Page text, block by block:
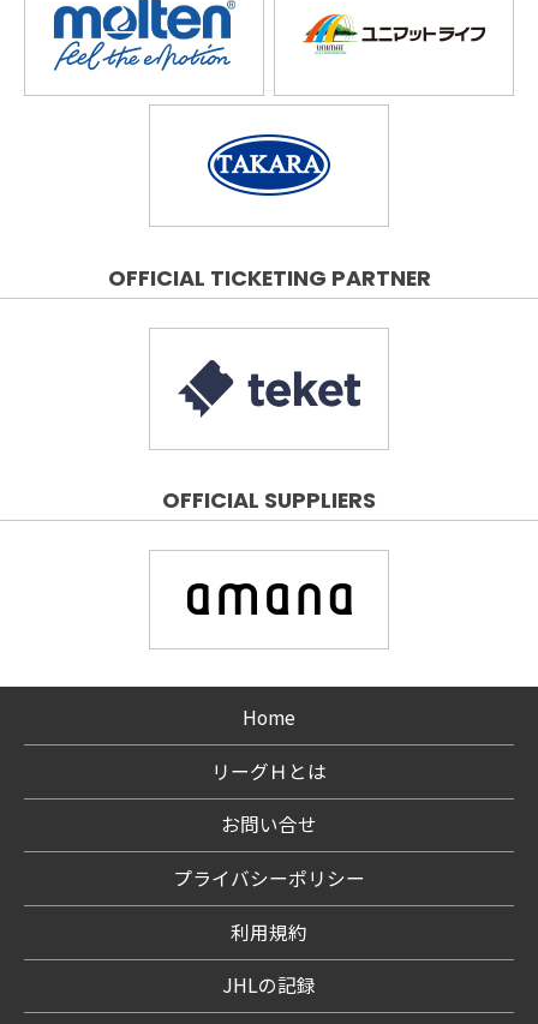
OFFICIAL TICKETING PARTNER
OFFICIAL SUPPLIERS
Home
リーグＨとは
お問い合せ
プライバシーポリシー
利用規約
JHLの記録